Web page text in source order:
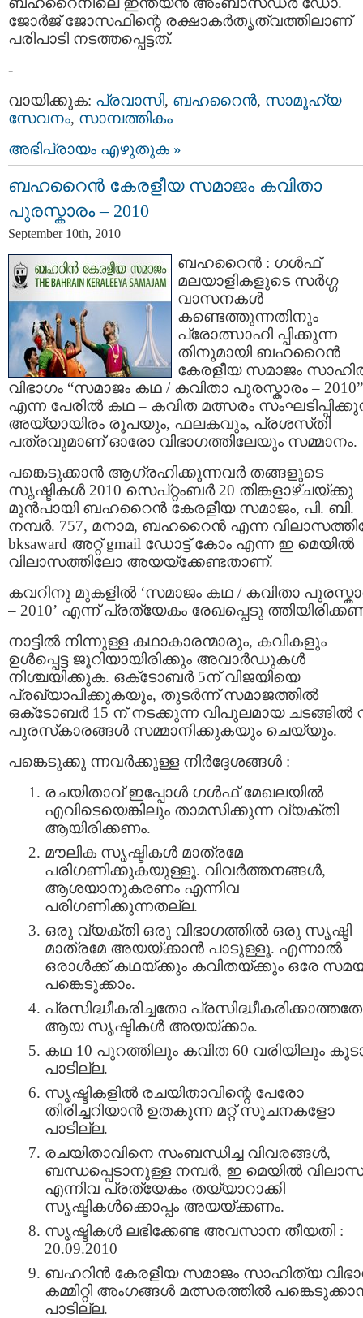
ജോര്‍ജ്‌ ജോസഫിന്റെ രക്ഷാകര്‍തൃത്വത്തിലാണ്
പരിപാടി നടത്തപ്പെട്ടത്.
-
വായിക്കുക: പ്രവാസി, ബഹറൈന്‍, സാമൂഹ്യ
സേവനം, സാമ്പത്തികം
അഭിപ്രായം എഴുതുക »
ബഹറൈന്‍ കേരളീയ സമാജം കവിതാ
പുരസ്കാരം – 2010
September 10th, 2010
ബഹറൈന്‍ : ഗള്‍ഫ്‌
മലയാളികളുടെ സര്‍ഗ്ഗ
വാസനകള്‍
കണ്ടെത്തുന്നതിനും
പ്രോത്സാഹി പ്പിക്കുന്ന
തിനുമായി ബഹറൈന്‍
കേരളീയ സമാജം
വിഭാഗം “സമാജം കഥ / കവിതാ പുരസ്കാരം – 2010”
എന്ന പേരില്‍ കഥ – കവിത മത്സരം
അയ്യായിരം രൂപയും, ഫലകവും, പ്രശസ്‌തി
പത്രവുമാണ്‌ ഓരോ വിഭാഗത്തിലേയും സമ്മാനം.
പങ്കെടുക്കാന്‍ ആഗ്രഹിക്കുന്നവര്‍ തങ്ങളുടെ
സൃഷ്ടികള്‍ 2010 സെപ്‌റ്റംബര്‍ 20 തിങ്കളാഴ്‌ചയ്ക്കു
മുന്‍പായി ബഹറൈന്‍ കേരളീയ സമാജം, പി. ബി.
നമ്പര്‍. 757, മനാമ, ബഹറൈന്‍ എന്ന
bksaward അറ്റ്‌ gmail ഡോട്ട് കോം എന്ന ഇ മെയില്‍
വിലാസത്തിലോ അയയ്ക്കേണ്ടതാണ്.
കവറിനു മുകളില്‍ ‘സമാജം കഥ / കവിതാ
– 2010’ എന്ന് പ്രത്യേകം രേഖപ്പെടു
നാട്ടില്‍ നിന്നുള്ള കഥാകാരന്മാരും, കവികളും
ഉള്‍പ്പെട്ട ജൂറിയായിരിക്കും അവാര്‍ഡുകള്‍
നിശ്ചയിക്കുക. ഒക്‌ടോബര്‍ 5ന് വിജയിയെ
പ്രഖ്യാപിക്കുകയും, തുടര്‍ന്ന് സമാജത്തില്‍
ഒക്‌ടോബര്‍ 15 ന് നടക്കുന്ന വിപുലമായ ചടങ്ങില്‍
പുരസ്‌കാരങ്ങള്‍ സമ്മാനിക്കുകയും ചെയ്യും.
പങ്കെടുക്കു ന്നവര്‍ക്കുള്ള നിര്‍ദ്ദേശങ്ങള്‍ :
രചയിതാവ്‌ ഇപ്പോള്‍ ഗള്‍ഫ്‌ മേഖലയില്‍
എവിടെയെങ്കിലും താമസിക്കുന്ന വ്യക്‌തി
ആയിരിക്കണം.
മൗലിക സൃഷ്ടികള്‍ മാത്രമേ
പരിഗണിക്കുകയുള്ളൂ. വിവര്‍ത്തനങ്ങള്‍,
ആശയാനുകരണം എന്നിവ
പരിഗണിക്കുന്നതല്ല.
ഒരു വ്യക്‌തി ഒരു വിഭാഗത്തില്‍ ഒരു സൃഷ്ടി
മാത്രമേ അയയ്ക്കാന്‍ പാടുള്ളൂ. എന്നാല്‍
ഒരാള്‍ക്ക്‌ കഥയ്ക്കും കവിതയ്ക്കും ഒരേ
പങ്കെടുക്കാം.
പ്രസിദ്ധീകരിച്ചതോ
ആയ സൃഷ്ടികള്‍ അയയ്ക്കാം.
കഥ 10 പുറത്തിലും കവിത 60 വരിയിലും
പാടില്ല.
സൃഷ്ടികളില്‍ രചയിതാവിന്റെ പേരോ
തിരിച്ചറിയാന്‍ ഉതകുന്ന മറ്റ്‌ സൂചനകളോ
പാടില്ല.
രചയിതാവിനെ സംബന്ധിച്ച വിവരങ്ങള്‍,
ബന്ധപ്പെടാനുള്ള നമ്പര്‍, ഇ മെയില്‍
എന്നിവ പ്രത്യേകം തയ്യാറാക്കി
സൃഷ്ടികള്‍ക്കൊപ്പം അയയ്ക്കണം.
സൃഷ്ടികള്‍ ലഭിക്കേണ്ട അവസാന തീയതി :
20.09.2010
ബഹറിന്‍ കേരളീയ സമാജം സാഹിത്യ
കമ്മിറ്റി അംഗങ്ങള്‍ മത്സരത്തില്‍
പാടില്ല.